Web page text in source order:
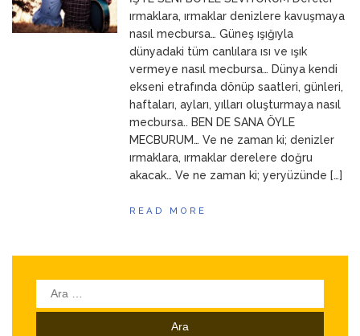
23 Mart 2026 ANNEMırmaklara, ırmaklar denizlere kavuşmaya
nasıl mecbursa… Güneş ışığıyla
dünyadaki tüm canlılara ısı ve ışık
vermeye nasıl mecbursa… Dünya kendi
ekseni etrafında dönüp saatleri, günleri,
haftaları, ayları, yılları oluşturmaya nasıl
mecbursa.. BEN DE SANA ÖYLE
MECBURUM… Ve ne zaman ki; denizler
ırmaklara, ırmaklar derelere doğru
akacak… Ve ne zaman ki; yeryüzünde […]
READ MORE
Arama: